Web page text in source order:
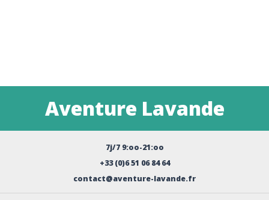
Aventure Lavande
7j/7 9:oo-21:oo
+33 (0)6 51 06 84 64
contact@aventure-lavande.fr